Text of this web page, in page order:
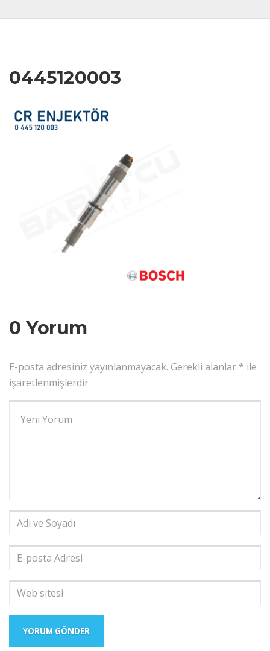
0445120003
0 Yorum
E-posta adresiniz yayınlanmayacak. Gerekli alanlar * ile
işaretlenmişlerdir
Adı
Soyadı*
posta
Adresi*
Web